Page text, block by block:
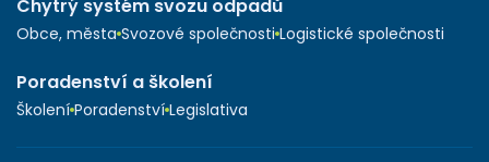
Chytrý systém svozu odpadů
Obce, města Svozové společnosti Logistické společnosti
Poradenství a školení
Školení Poradenství Legislativa